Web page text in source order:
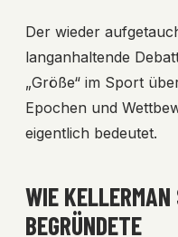
Der wieder
langanhaltende
„Größe“ im Sport
Epochen und
eigentlich bedeutet.
WIE
BEGRÜNDETE